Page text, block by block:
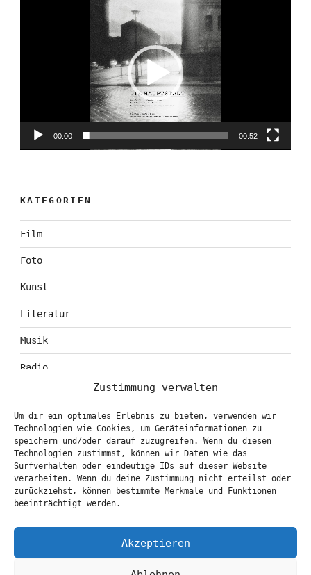
Zustimmung verwalten
Um dir ein optimales Erlebnis zu bieten, verwenden wir
Technologien wie Cookies, um Geräteinformationen zu
speichern und/oder darauf zuzugreifen. Wenn du diesen
Technologien zustimmst, können wir Daten wie das
Surfverhalten oder eindeutige IDs auf dieser Website
verarbeiten. Wenn du deine Zustimmung nicht erteilst oder
zurückziehst, können bestimmte Merkmale und Funktionen
beeinträchtigt werden.
Akzeptieren
00:00 00:52
KATEGORIEN
Film
Foto
Kunst
Literatur
Musik
Radio
Theater
KONTAKT & BOOKING
info@marionbrasch.de